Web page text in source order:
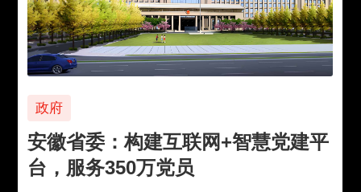
政府
安徽省委：构建互联网+智慧党建平
台，服务350万党员